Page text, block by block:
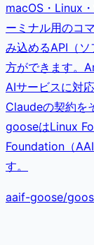
macOS・Linux
ーミナル用のコ
み込めるAPI（
方ができます。
AIサービスに対
Claudeの契約を
gooseはLinux
Foundation（
す。
aaif-goose/